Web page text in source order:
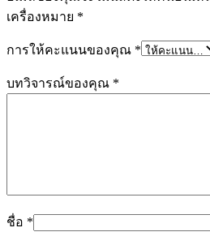
เครื่องหมาย *
การให้คะแนนของคุณ *
บทวิจารณ์ของคุณ *
ชื่อ *